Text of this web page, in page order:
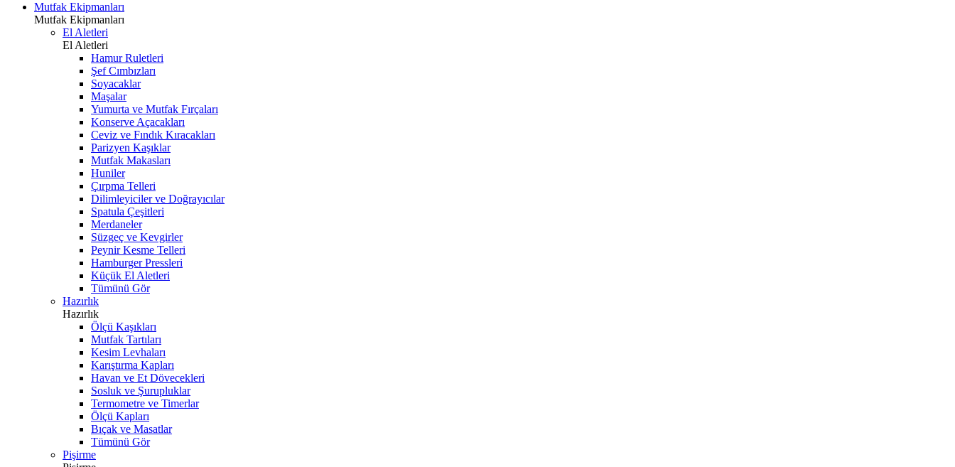
Mutfak Ekipmanları
Mutfak Ekipmanları
El Aletleri
El Aletleri
Hamur Ruletleri
Şef Cımbızları
Soyacaklar
Maşalar
Yumurta ve Mutfak Fırçaları
Konserve Açacakları
Ceviz ve Fındık Kıracakları
Parizyen Kaşıklar
Mutfak Makasları
Huniler
Çırpma Telleri
Dilimleyiciler ve Doğrayıcılar
Spatula Çeşitleri
Merdaneler
Süzgeç ve Kevgirler
Peynir Kesme Telleri
Hamburger Pressleri
Küçük El Aletleri
Tümünü Gör
Hazırlık
Hazırlık
Ölçü Kaşıkları
Mutfak Tartıları
Kesim Levhaları
Karıştırma Kapları
Havan ve Et Dövecekleri
Sosluk ve Şurupluklar
Termometre ve Timerlar
Ölçü Kapları
Bıçak ve Masatlar
Tümünü Gör
Pişirme